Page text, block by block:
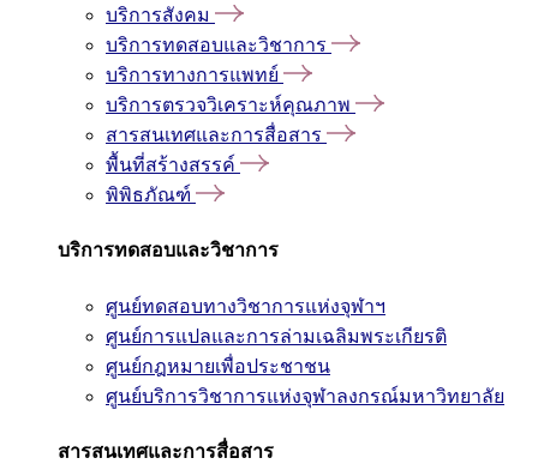
บริการสังคม
บริการทดสอบและวิชาการ
บริการทางการแพทย์
บริการตรวจวิเคราะห์คุณภาพ
สารสนเทศและการสื่อสาร
พื้นที่สร้างสรรค์
พิพิธภัณฑ์
บริการทดสอบและวิชาการ
ศูนย์ทดสอบทางวิชาการแห่งจุฬาฯ
ศูนย์การแปลและการล่ามเฉลิมพระเกียรติ
ศูนย์กฎหมายเพื่อประชาชน
ศูนย์บริการวิชาการแห่งจุฬาลงกรณ์มหาวิทยาลัย
สารสนเทศและการสื่อสาร